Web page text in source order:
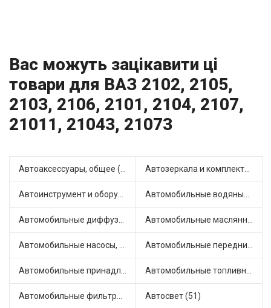
Вас можуть зацікавити ці
товари для ВАЗ 2102, 2105,
2103, 2106, 2101, 2104, 2107,
21011, 21043, 21073
Автоаксессуары, общее (1) Автозеркала и комплектующие (11)
Автоинструмент и оборудование (7) Автомобильные водяные насосы (14)
Автомобильные диффузоры и вентиляторы (4) Автомобильные маслянные насосы (9)
Автомобильные насосы, компрессоры и манометры (1) Автомобильные передние фары (12)
Автомобильные принадлежности и аксессуары (6) Автомобильные топливные насосы (17)
Автомобильные фильтры (1) Автосвет (51)